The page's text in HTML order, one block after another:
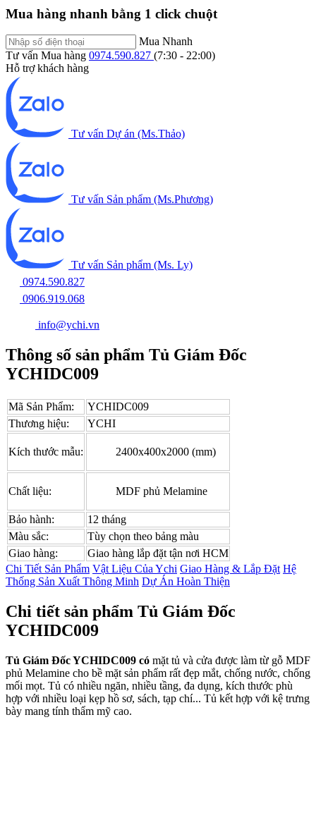
Mua hàng nhanh bằng 1 click chuột
Mua Nhanh
Tư vấn Mua hàng 0974.590.827 (7:30 - 22:00)
Hỗ trợ khách hàng
Tư vấn Dự án (Ms.Thảo)
Tư vấn Sản phẩm (Ms.Phương)
Tư vấn Sản phẩm (Ms. Ly)
0974.590.827
0906.919.068
info@ychi.vn
Thông số sản phẩm Tủ Giám Đốc
YCHIDC009
Mã Sản Phẩm:
YCHIDC009
Thương hiệu:
YCHI
Kích thước mẫu: 2400x400x2000 (mm)
Chất liệu: MDF phủ Melamine
Bảo hành:
12 tháng
Màu sắc:
Tùy chọn theo bảng màu
Giao hàng:
Giao hàng lắp đặt tận nơi HCM
Chi Tiết Sản Phẩm Vật Liệu Của Ychi Giao Hàng & Lắp Đặt Hệ
Thống Sản Xuất Thông Minh Dự Án Hoàn Thiện
Chi tiết sản phẩm Tủ Giám Đốc
YCHIDC009
Tủ Giám Đốc YCHIDC009 có mặt tủ và cửa được làm từ gỗ MDF
phủ Melamine cho bề mặt sản phẩm rất đẹp mắt, chống nước, chống
mối mọt. Tủ có nhiều ngăn, nhiều tầng, đa dụng, kích thước phù
hợp với nhiều loại kẹp hồ sơ, sách, tạp chí... Tủ kết hợp với kệ trưng
bày mang tính thẩm mỹ cao.